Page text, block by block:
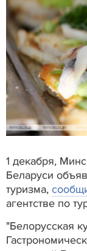
1 декабря,
Беларуси
туризма,
агентстве по
"Белорусская